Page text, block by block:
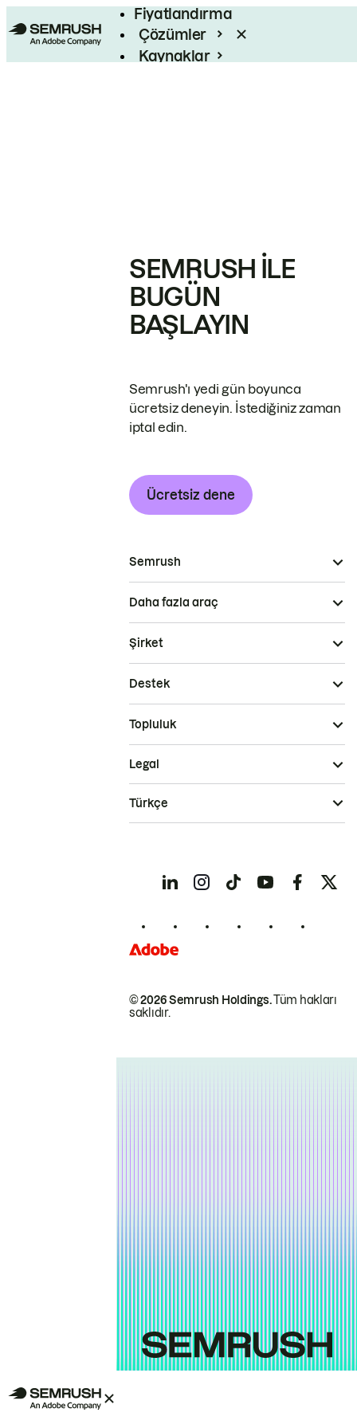
Fiyatlandırma
Çözümler
Kaynaklar
SEMRUSH ILE
BUGÜN
BAŞLAYIN
Semrush'ı yedi gün boyunca
ücretsiz deneyin. İstediğiniz zaman
iptal edin.
Ücretsiz dene
Semrush
Daha fazla araç
Şirket
Destek
Topluluk
© 2026 Semrush Holdings.Tüm hakları
saklıdır.
Legal
Türkçe